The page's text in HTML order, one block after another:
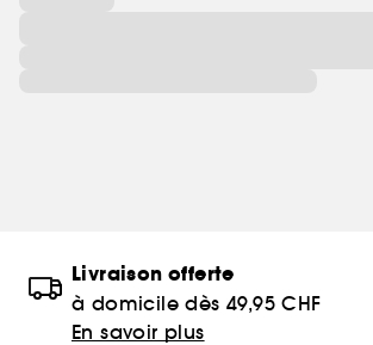
Livraison offerte
à domicile dès 49,95 CHF
En savoir plus